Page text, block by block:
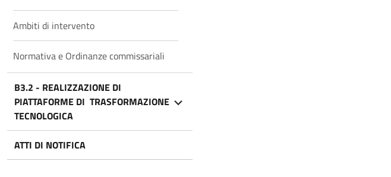
Ambiti di intervento
Normativa e Ordinanze commissariali
B3.2 - REALIZZAZIONE DI
PIATTAFORME DI TRASFORMAZIONE
TECNOLOGICA
ATTI DI NOTIFICA